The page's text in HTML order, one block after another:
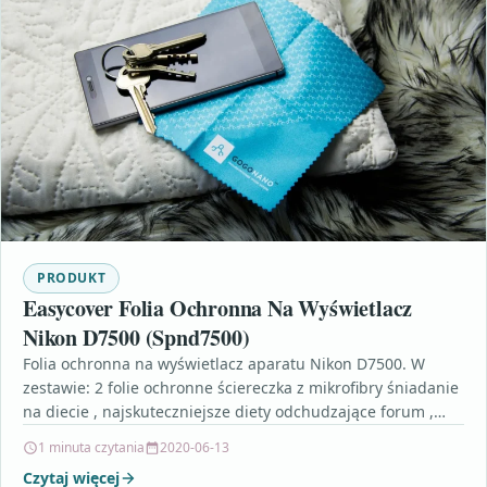
PRODUKT
Easycover Folia Ochronna Na Wyświetlacz
Nikon D7500 (Spnd7500)
Folia ochronna na wyświetlacz aparatu Nikon D7500. W
zestawie: 2 folie ochronne ściereczka z mikrofibry śniadanie
na diecie , najskuteczniejsze diety odchudzające forum ,…
1 minuta czytania 2020-06-13
Czytaj więcej